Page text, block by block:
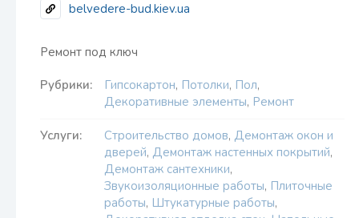
belvedere-bud.kiev.ua
Ремонт под ключ
Рубрики: Гипсокартон, Потолки, Пол,
Декоративные элементы, Ремонт
Услуги: Строительство домов, Демонтаж окон и
дверей, Демонтаж настенных покрытий,
Демонтаж сантехники,
Звукоизоляционные работы, Плиточные
работы, Штукатурные работы,